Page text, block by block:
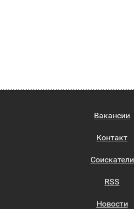
Вакансии
Контакт
Соискатели
RSS
Новости